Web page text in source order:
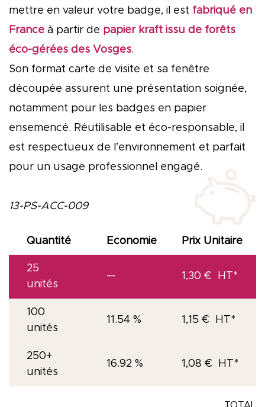
mettre en valeur votre badge, il est fabriqué en
France à partir de papier kraft issu de forêts
éco-gérées des Vosges.
Son format carte de visite et sa fenêtre
découpée assurent une présentation soignée,
notamment pour les badges en papier
ensemencé. Réutilisable et éco-responsable, il
est respectueux de l’environnement et parfait
pour un usage professionnel engagé.
13-PS-ACC-009
Quantité Economie Prix Unitaire
25
unités
— 1,30 €
100
unités
11.54 % 1,15 €
250+
unités
16.92 % 1,08 €